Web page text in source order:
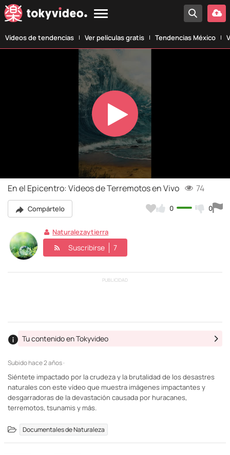
Vídeos de tendencias Ver películas gratis Tendencias México
Play
Video
En el Epicentro: Vídeos de Terremotos en Vivo 74
Compártelo 0 0
Naturalezaytierra
Suscribirse 7
PUBLICIDAD
Subidohace 2 años ·
Tu contenido en Tokyvideo
Siéntete impactado por la crudeza y la brutalidad de los desastres
naturales con este vídeo que muestra imágenes impactantes y
desgarradoras de la devastación causada por huracanes,
terremotos, tsunamis y más.
Documentales de Naturaleza